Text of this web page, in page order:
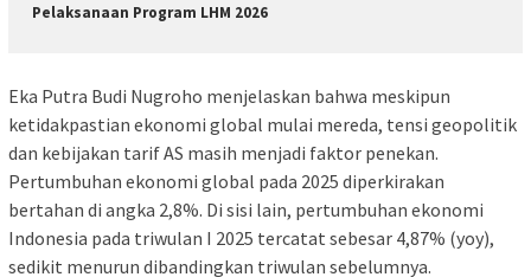
Pelaksanaan Program LHM 2026
Eka Putra Budi Nugroho menjelaskan bahwa meskipun
ketidakpastian ekonomi global mulai mereda, tensi geopolitik
dan kebijakan tarif AS masih menjadi faktor penekan.
Pertumbuhan ekonomi global pada 2025 diperkirakan
bertahan di angka 2,8%. Di sisi lain, pertumbuhan ekonomi
Indonesia pada triwulan I 2025 tercatat sebesar 4,87% (yoy),
sedikit menurun dibandingkan triwulan sebelumnya.